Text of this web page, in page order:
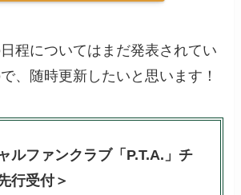
程についてはまだ発表されてい
、随時更新したいと思います！
ルファンクラブ「P.T.A.」チ
行受付＞